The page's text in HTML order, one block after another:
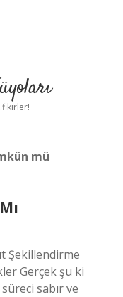
fikirler!
mü
Şekillendirme
Gerçek şu ki
sabır ve